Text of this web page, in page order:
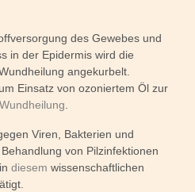
des Gewebes und
in der Epidermis wird die
angekurbelt.
Einsatz von ozoniertem Öl zur
Wundheilung
Viren, Bakterien und
von Pilzinfektionen
diesem wissenschaftlichen